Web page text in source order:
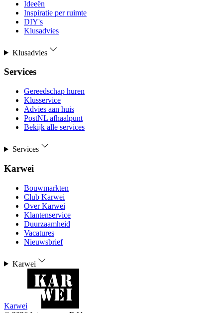
Ideeën
Inspiratie per ruimte
DIY's
Klusadvies
Klusadvies
Services
Gereedschap huren
Klusservice
Advies aan huis
PostNL afhaalpunt
Bekijk alle services
Services
Karwei
Bouwmarkten
Club Karwei
Over Karwei
Klantenservice
Duurzaamheid
Vacatures
Nieuwsbrief
Karwei
Karwei